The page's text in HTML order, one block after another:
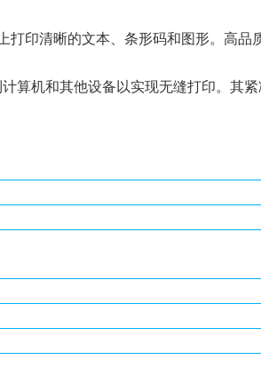
印清晰的文本、条形码和图形。高
算机和其他设备以实现无缝打印。其